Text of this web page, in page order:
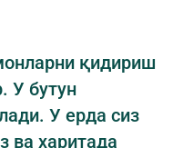
қидириш
У бутун
У ерда сиз
ва харитада